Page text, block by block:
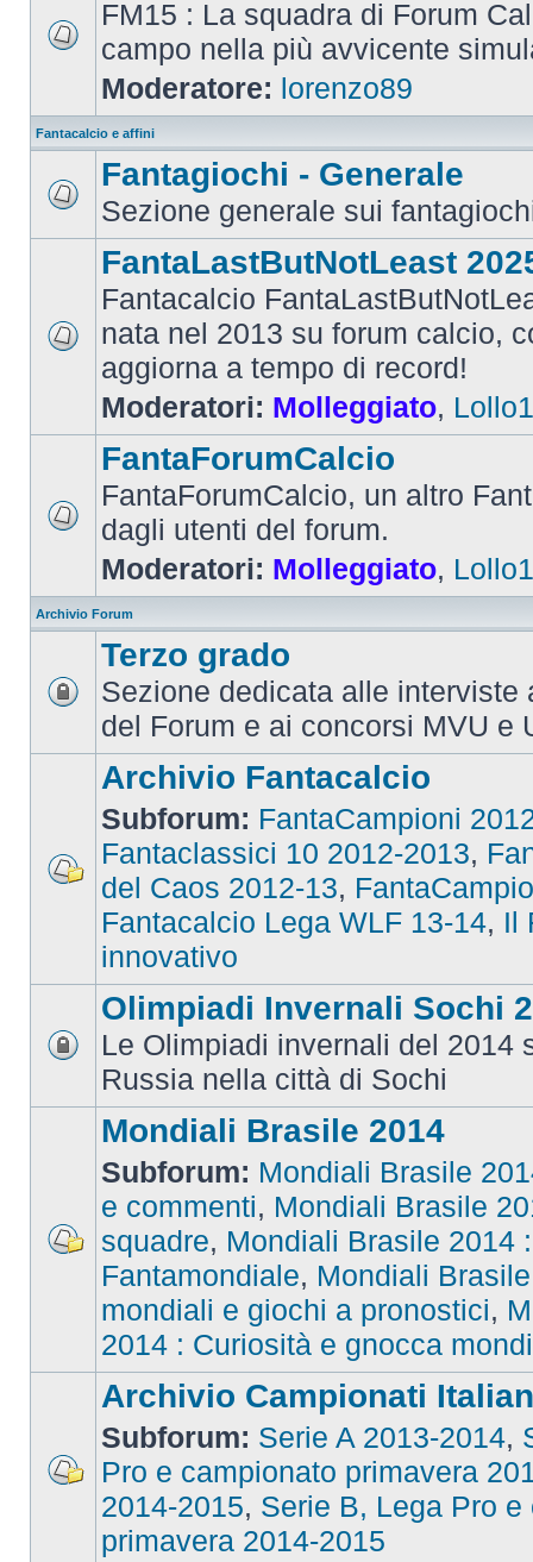
FM15 : La squadra di Forum
campo nella più avvicente
Moderatore: lorenzo89
Fantacalcio e affini
Fantagiochi - Generale
Sezione generale sui
FantaLastButNotLeast
Fantacalcio
nata nel 2013 su forum calcio,
aggiorna a tempo di record!
Moderatori: Molleggiato,
FantaForumCalcio
FantaForumCalcio, un altro
dagli utenti del forum.
Moderatori: Molleggiato,
Archivio Forum
Terzo grado
Sezione dedicata alle interviste
del Forum e ai concorsi MVU e
Archivio Fantacalcio
Subforum: FantaCampioni
Fantaclassici 10 2012-2013,
del Caos 2012-13,
Fantacalcio Lega WLF 13-14, Il
innovativo
Olimpiadi Invernali Sochi
Le Olimpiadi invernali del 2014
Russia nella città di Sochi
Mondiali Brasile 2014
Subforum: Mondiali Brasile
e commenti, Mondiali Brasile
squadre, Mondiali Brasile 2014
Fantamondiale, Mondiali
mondiali e giochi a pronostici,
2014 : Curiosità e gnocca
Archivio Campionati
Subforum: Serie A 2013-2014,
Pro e campionato primavera
2014-2015, Serie B, Lega Pro e
primavera 2014-2015